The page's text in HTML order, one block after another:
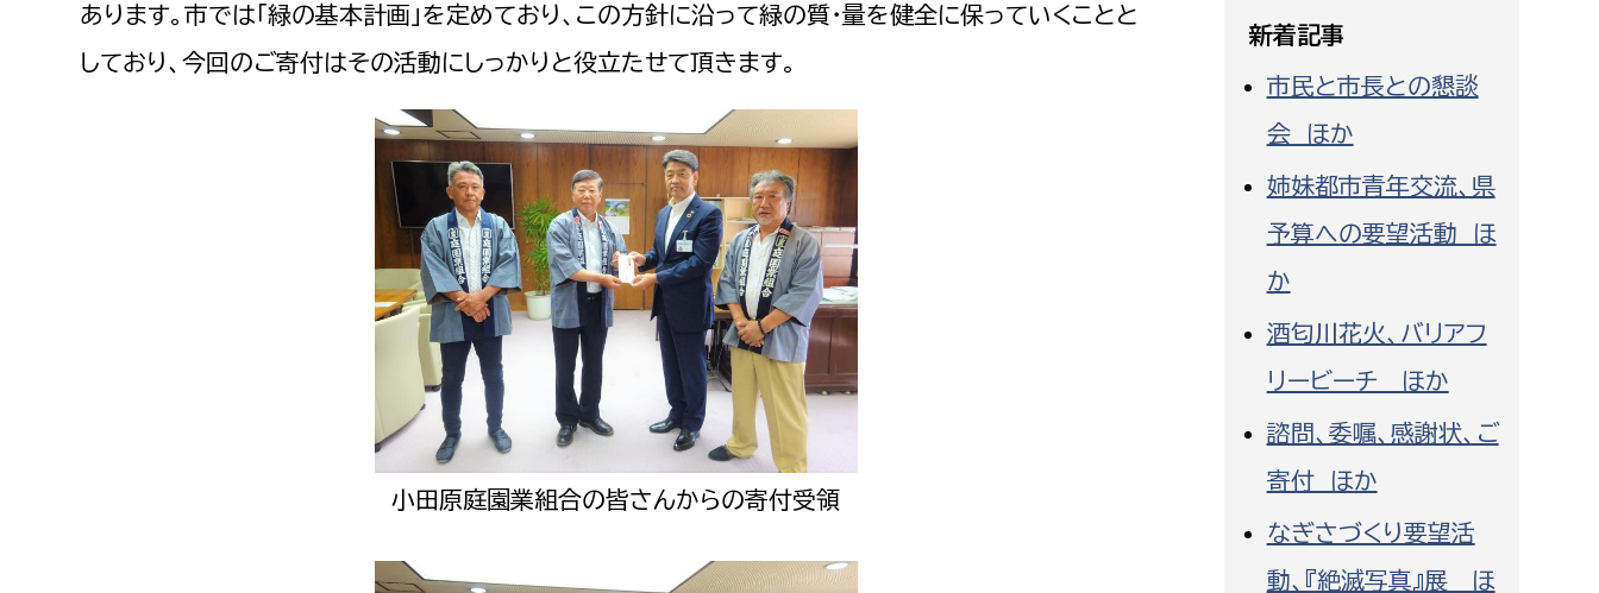
国県事業推進課
土木管理課
病院管理局：経営管理課
病院管理局：医事課
予防課
情報司令課
消防課
警防第1課
警防第2課
教育部
教育総務課
保健給食課
教育指導課
選挙管理委員会事務局
選挙管理委員会事務局
監査事務局
監査事務局
あります。市では「緑の基本計画」を定めており、この方針に沿って緑の質・量を健全に保っていくことと
しており、今回のご寄付はその活動にしっかりと役立たせて頂きます。
小田原庭園業組合の皆さんからの寄付受領
新着記事
市民と市長との懇談
会 ほか
姉妹都市青年交流、県
予算への要望活動 ほ
か
酒匂川花火、バリアフ
リービーチ ほか
諮問、委嘱、感謝状、ご
寄付 ほか
なぎさづくり要望活
動、『絶滅写真』展 ほ